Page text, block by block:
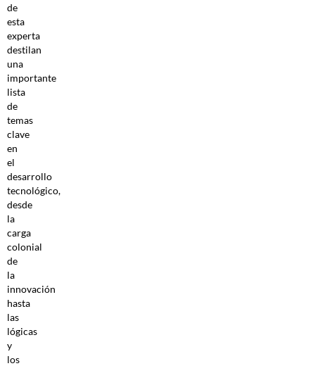
de
esta
experta
destilan
una
importante
lista
de
temas
clave
en
el
desarrollo
tecnológico,
desde
la
carga
colonial
de
la
innovación
hasta
las
lógicas
y
los